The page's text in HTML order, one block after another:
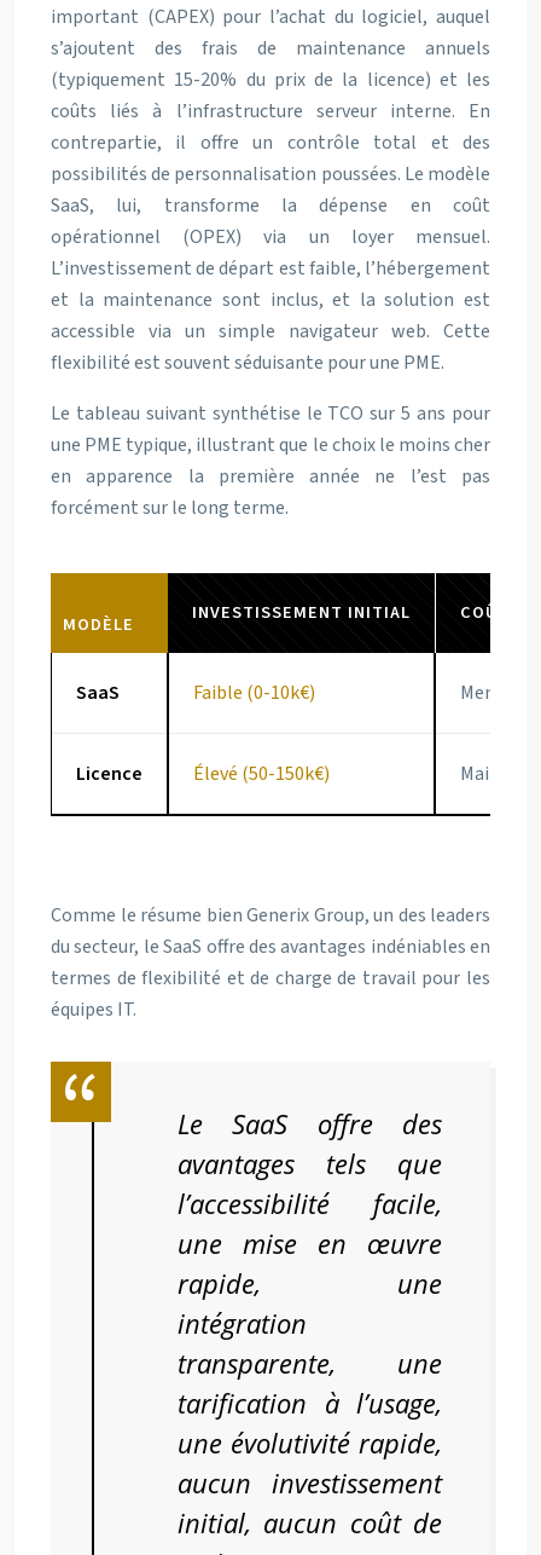
important (CAPEX) pour l’achat du logiciel, auquel
s’ajoutent des frais de maintenance annuels
(typiquement 15-20% du prix de la licence) et les
coûts liés à l’infrastructure serveur interne. En
contrepartie, il offre un contrôle total et des
possibilités de personnalisation poussées. Le modèle
SaaS, lui, transforme la dépense en coût
opérationnel (OPEX) via un loyer mensuel.
L’investissement de départ est faible, l’hébergement
et la maintenance sont inclus, et la solution est
accessible via un simple navigateur web. Cette
flexibilité est souvent séduisante pour une PME.
Le tableau suivant synthétise le TCO sur 5 ans pour
une PME typique, illustrant que le choix le moins cher
en apparence la première année ne l’est pas
forcément sur le long terme.
MODÈLE INVESTISSEMENT INITIAL COÛTS
SaaS Faible (0-10k€) Mensuel
Licence Élevé (50-150k€)
Comme le résume bien Generix Group, un des leaders
du secteur, le SaaS offre des avantages indéniables en
termes de flexibilité et de charge de travail pour les
équipes IT.
Le SaaS offre des
avantages tels que
l’accessibilité facile,
une mise en œuvre
rapide, une
intégration
transparente, une
tarification à l’usage,
une évolutivité rapide,
aucun investissement
initial, aucun coût de